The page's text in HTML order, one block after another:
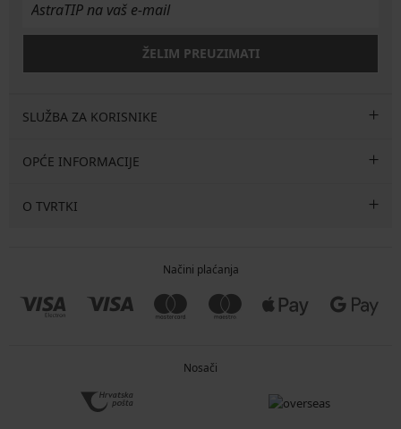
ŽELIM PREUZIMATI
SLUŽBA ZA KORISNIKE
OPĆE INFORMACIJE
O TVRTKI
Načini plaćanja
Nosači